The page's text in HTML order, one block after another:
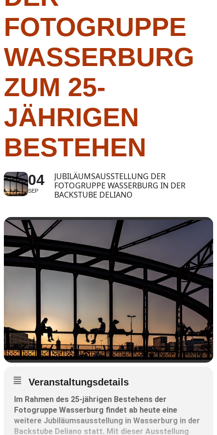
FOTOGRUPPE
WASSERBURG
ZUM 25-
JÄHRIGEN
BESTEHEN
04
SEP
JUBILÄUMSAUSSTELLUNG DER
FOTOGRUPPE WASSERBURG IN DER
BACKSTUBE DELIANO
Veranstaltungsdetails
Im Rahmen des 25-jährigen Bestehens der
Fotogruppe Wasserburg findet ab heute eine
weitere Jubiläumsausstellung in Wasserburg in der
Backstube Deliano statt. Mit dieser Ausstellung